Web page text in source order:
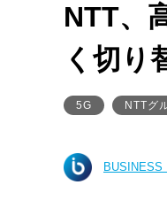
NTT、
く切り
5G NTTグ
BUSINESS